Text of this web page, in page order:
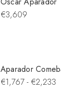
€3,609
Aparador
€1,767 - €2,233